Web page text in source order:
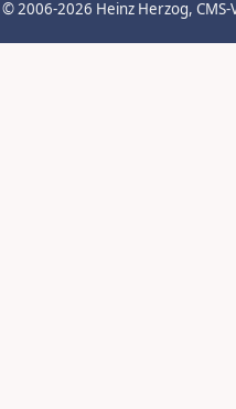
© 2006-2026 Heinz Herzog,